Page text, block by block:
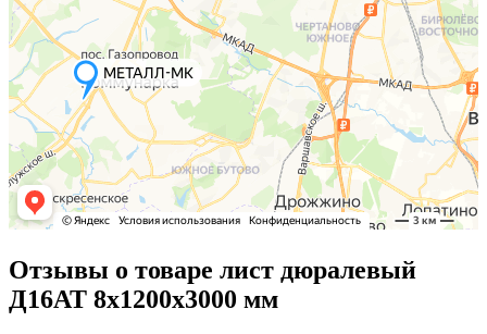
Отзывы о товаре лист дюралевый
Д16АТ 8х1200х3000 мм